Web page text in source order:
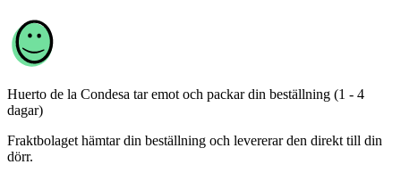
Huerto de la Condesa tar emot och packar din beställning (1 - 4
dagar)
Fraktbolaget hämtar din beställning och levererar den direkt till din
dörr.